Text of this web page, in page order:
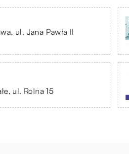
ul. Jana Pawła II
ul. Rolna 15